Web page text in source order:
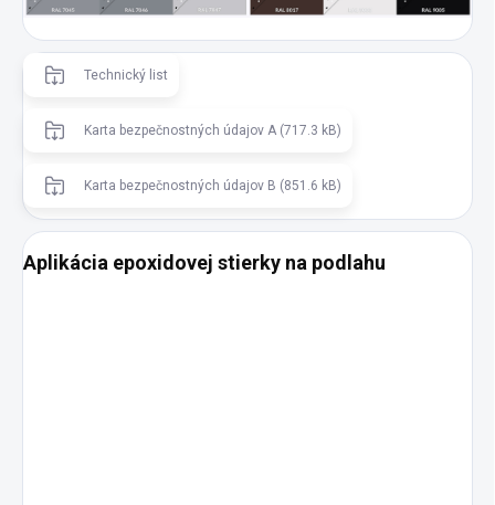
Technický list
Karta bezpečnostných údajov A (717.3 kB)
Karta bezpečnostných údajov B (851.6 kB)
Aplikácia epoxidovej stierky na podlahu